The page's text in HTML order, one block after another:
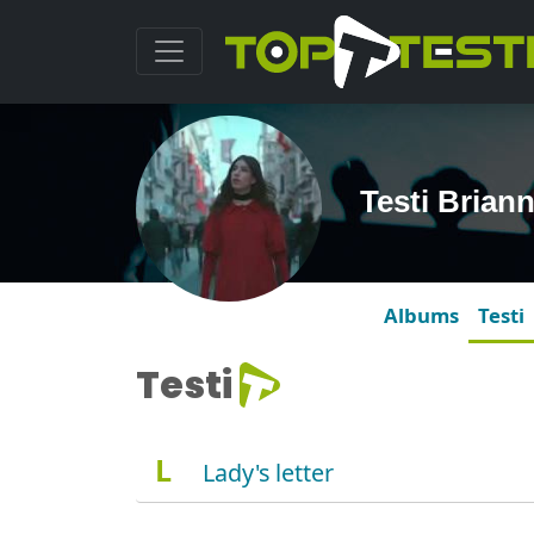
Testi
Albums Testi
Testi
L Lady's letter